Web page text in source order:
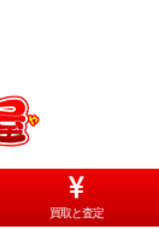
買取と査定